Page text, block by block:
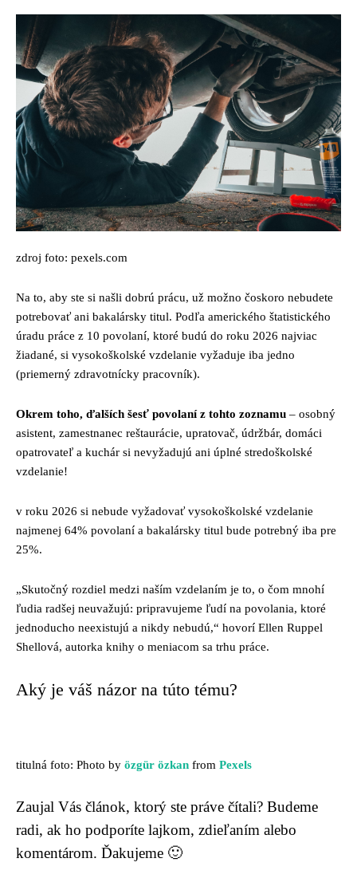
zdroj foto: pexels.com
Na to, aby ste si našli dobrú prácu, už možno čoskoro nebudete
potrebovať ani bakalársky titul. Podľa amerického štatistického
úradu práce z 10 povolaní, ktoré budú do roku 2026 najviac
žiadané, si vysokoškolské vzdelanie vyžaduje iba jedno
(priemerný zdravotnícky pracovník).
Okrem toho, ďalších šesť povolaní z tohto zoznamu – osobný
asistent, zamestnanec reštaurácie, upratovač, údržbár, domáci
opatrovateľ a kuchár si nevyžadujú ani úplné stredoškolské
vzdelanie!
v roku 2026 si nebude vyžadovať vysokoškolské vzdelanie
najmenej 64% povolaní a bakalársky titul bude potrebný iba pre
25%.
„Skutočný rozdiel medzi naším vzdelaním je to, o čom mnohí
ľudia radšej neuvažujú: pripravujeme ľudí na povolania, ktoré
jednoducho neexistujú a nikdy nebudú,“ hovorí Ellen Ruppel
Shellová, autorka knihy o meniacom sa trhu práce.
Aký je váš názor na túto tému?
titulná foto: Photo by özgür özkan from Pexels
Zaujal Vás článok, ktorý ste práve čítali? Budeme
radi, ak ho podporíte lajkom, zdieľaním alebo
komentárom. Ďakujeme 🙂